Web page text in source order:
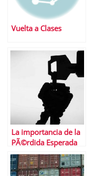
Vuelta a Clases
La importancia de la
PÃ©rdida Esperada